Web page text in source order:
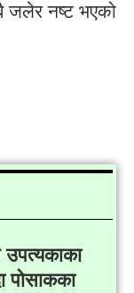
जलेर नष्ट भएको
उपत्यकाका
पोसाकका